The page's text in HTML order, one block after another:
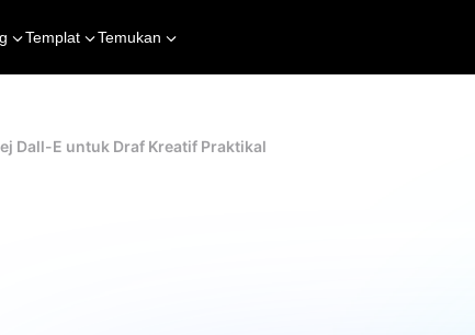
Templat Temukan
Dall-E untuk Draf Kreatif Praktikal